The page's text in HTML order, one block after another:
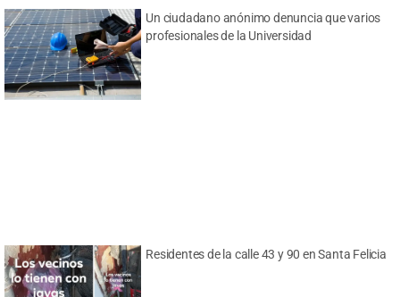
Un ciudadano anónimo denuncia que varios
profesionales de la Universidad
Residentes de la calle 43 y 90 en Santa Felicia